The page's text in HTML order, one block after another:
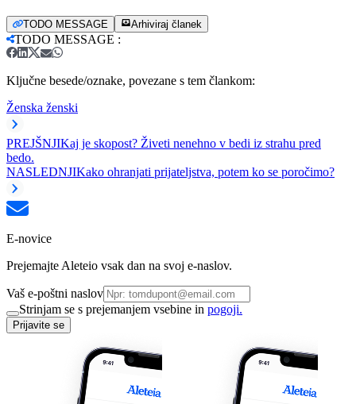
TODO MESSAGE Arhiviraj članek
TODO MESSAGE :
Ključne besede/oznake, povezane s tem člankom:
Ženska ženski
PREJŠNJIKaj je skopost? Živeti nenehno v bedi iz strahu pred
bedo.
NASLEDNJIKako ohranjati prijateljstva, potem ko se poročimo?
E-novice
Prejemajte Aleteio vsak dan na svoj e-naslov.
Vaš e-poštni naslov
Strinjam se s prejemanjem vsebine in pogoji.
Prijavite se